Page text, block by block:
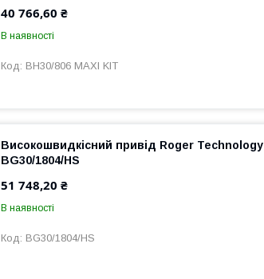
40 766,60 ₴
В наявності
BH30/806 MAXI KIT
Високошвидкісний привід Roger Technology
BG30/1804/HS
51 748,20 ₴
В наявності
BG30/1804/HS